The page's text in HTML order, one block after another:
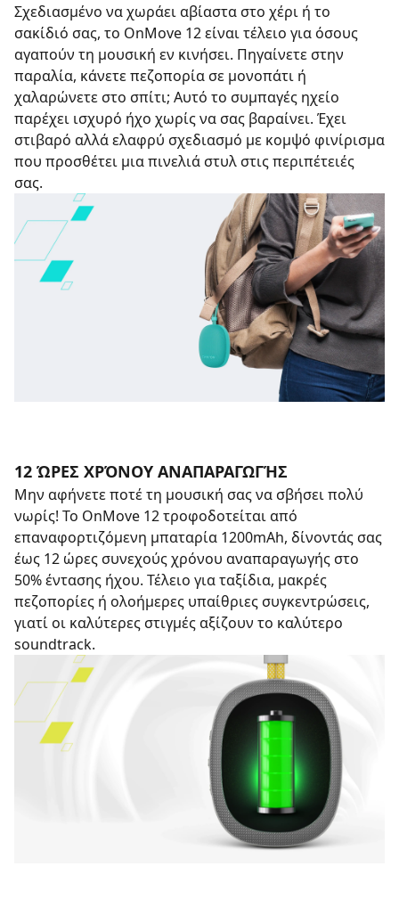
Σχεδιασμένο να χωράει αβίαστα στο χέρι ή το
σακίδιό σας, το OnMove 12 είναι τέλειο για όσους
αγαπούν τη μουσική εν κινήσει. Πηγαίνετε στην
παραλία, κάνετε πεζοπορία σε μονοπάτι ή
χαλαρώνετε στο σπίτι; Αυτό το συμπαγές ηχείο
παρέχει ισχυρό ήχο χωρίς να σας βαραίνει. Έχει
στιβαρό αλλά ελαφρύ σχεδιασμό με κομψό φινίρισμα
που προσθέτει μια πινελιά στυλ στις περιπέτειές
σας.
12 ΏΡΕΣ ΧΡΌΝΟΥ ΑΝΑΠΑΡΑΓΩΓΉΣ
Μην αφήνετε ποτέ τη μουσική σας να σβήσει πολύ
νωρίς! Το OnMove 12 τροφοδοτείται από
επαναφορτιζόμενη μπαταρία 1200mAh, δίνοντάς σας
έως 12 ώρες συνεχούς χρόνου αναπαραγωγής στο
50% έντασης ήχου. Τέλειο για ταξίδια, μακρές
πεζοπορίες ή ολοήμερες υπαίθριες συγκεντρώσεις,
γιατί οι καλύτερες στιγμές αξίζουν το καλύτερο
soundtrack.